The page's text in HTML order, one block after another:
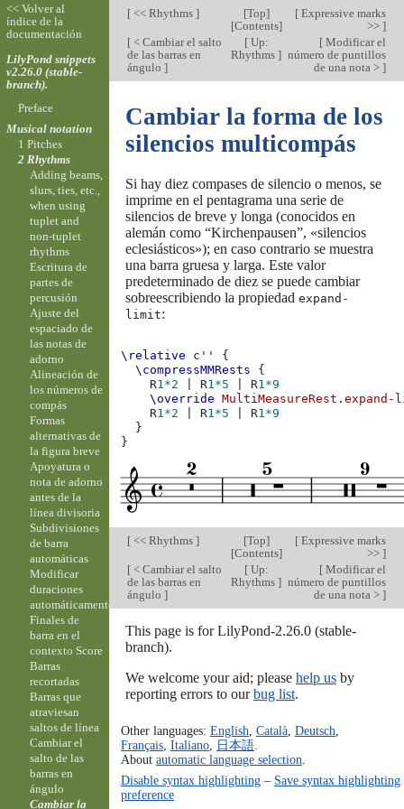
[<< Rhythms ] [Top]
[Contents]
[Expressive marks
>> ]
[< Cambiar el salto
de las barras en
ángulo ]
[Up:
Rhythms]
[Modificar el
número de puntillos
de una nota > ]
Cambiar la forma de los
silencios multicompás
Si hay diez compases de silencio o menos, se
imprime en el pentagrama una serie de
silencios de breve y longa (conocidos en
alemán como “Kirchenpausen”, «silencios
eclesiásticos»); en caso contrario se muestra
una barra gruesa y larga. Este valor
predeterminado de diez se puede cambiar
sobreescribiendo la propiedad expand-
limit:
\relative c''
{
\compressMMRests
{
R1*2 R1*5 R1*9
\override
MultiMeasureRest .
R1*2 R1*5 R1*9
}
}
[<< Rhythms ] [Top]
[Contents]
[Expressive marks
>> ]
[< Cambiar el salto
de las barras en
ángulo ]
[Up:
Rhythms]
[Modificar el
número de puntillos
de una nota > ]
This page is for LilyPond-2.26.0 (stable-
branch).
We welcome your aid; please help usby
reporting errors to ourbug list.
Other languages: English Català, Deutsch
Français, Italiano, 日本語.
About automatic language selection
Disable syntax highlighting– Save syntax highlighting
preference
<< Volver al
índice de la
documentación
LilyPond snippets
v2.26.0 (stable-
branch).
Preface
Musical notation
1 Pitches
2 Rhythms
Adding beams,
slurs, ties, etc.,
when using
tuplet and
non-tuplet
rhythms
Escritura de
partes de
percusión
Ajuste del
espaciado de
las notas de
adorno
Alineación de
los números de
compás
Formas
alternativas de
la figura breve
Apoyatura o
nota de adorno
antes de la
línea divisoria
Subdivisiones
de barra
automáticas
Modificar
duraciones
automáticamente
Finales de
barra en el
contexto Score
Barras
recortadas
Barras que
atraviesan
saltos de línea
Cambiar el
salto de las
barras en
ángulo
Cambiar la